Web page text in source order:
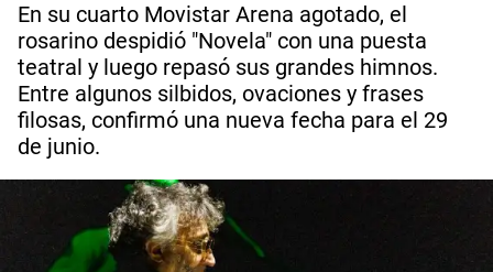
En su cuarto Movistar Arena agotado, el
rosarino despidió "Novela" con una puesta
teatral y luego repasó sus grandes himnos.
Entre algunos silbidos, ovaciones y frases
filosas, confirmó una nueva fecha para el 29
de junio.